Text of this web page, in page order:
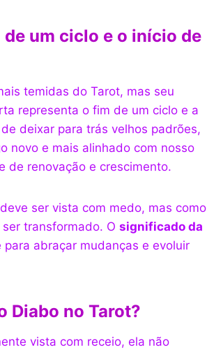
um ciclo e o início de
temidas do Tarot, mas seu
representa o fim de um ciclo e a
deixar para trás velhos padrões,
novo e mais alinhado com nosso
de renovação e crescimento.
ser vista com medo, mas como
transformado. O significado da
abraçar mudanças e evoluir
Diabo no Tarot?
vista com receio, ela não